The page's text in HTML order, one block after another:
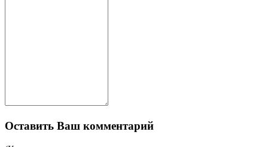
Оставить Ваш комментарий